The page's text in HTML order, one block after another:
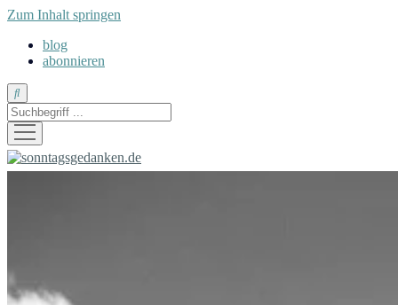
Zum Inhalt springen
blog
abonnieren
Suche
Menü
öffnen
sonntagsgedanken.de